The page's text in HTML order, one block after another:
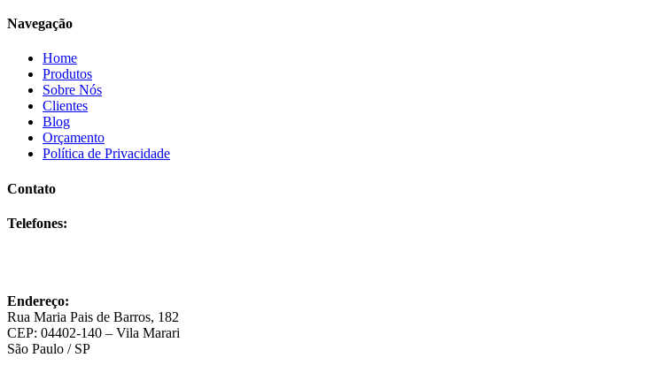
Navegação
Home
Produtos
Sobre Nós
Clientes
Blog
Orçamento
Política de Privacidade
Contato
Telefones:
Endereço:
Rua Maria Pais de Barros, 182
CEP: 04402-140 – Vila Marari
São Paulo / SP